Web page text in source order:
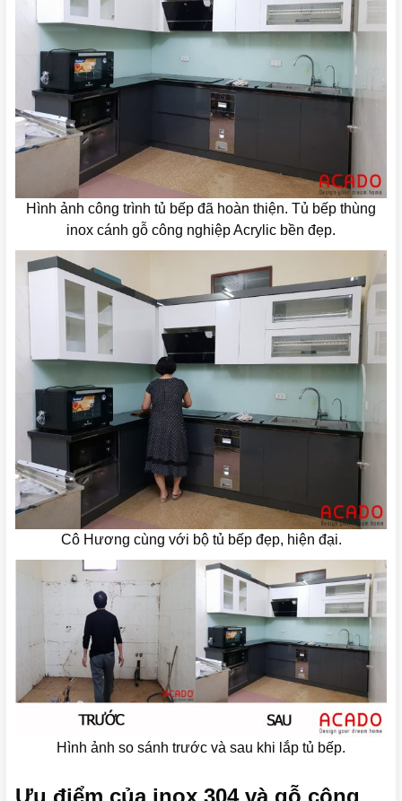
Hình ảnh công trình tủ bếp đã hoàn thiện. Tủ bếp thùng
inox cánh gỗ công nghiệp Acrylic bền đẹp.
Cô Hương cùng với bộ tủ bếp đẹp, hiện đại.
Hình ảnh so sánh trước và sau khi lắp tủ bếp.